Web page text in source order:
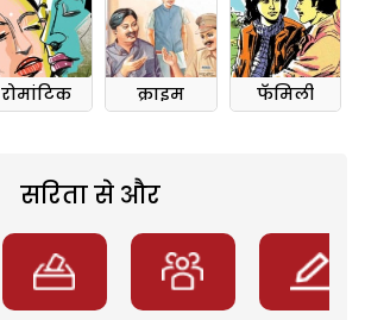
रोमांटिक क्राइम फॅमिली
सरिता से और